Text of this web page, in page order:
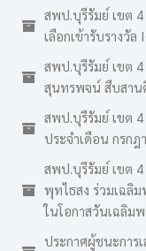
สพป.บุรีรัมย์ เขต
เลือกเข้ารับรางวัล
สพป.บุรีรัมย์ เขต
สุนทรพจน์ สืบสาน
สพป.บุรีรัมย์ เขต
ประจำเดือน กรกฎ
สพป.บุรีรัมย์ เขต
พุทไธสง ร่วมเฉลิ
ในโอกาสวันเฉลิม
ประกาศผู้ชนะการ